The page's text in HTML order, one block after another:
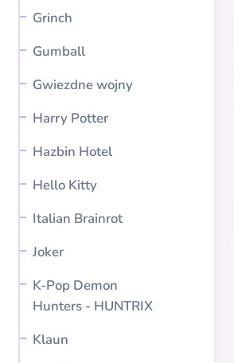
Grinch
Gumball
Gwiezdne wojny
Harry Potter
Hazbin Hotel
Hello Kitty
Italian Brainrot
Joker
K-Pop Demon
Hunters - HUNTRIX
Klaun